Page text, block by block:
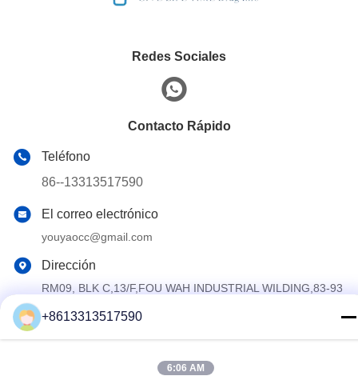
Redes Sociales
Contacto Rápido
Teléfono
86--13313517590
El correo electrónico
youyaocc@gmail.com
Dirección
RM09, BLK C,13/F,FOU WAH INDUSTRIAL WILDING,83-93
que ha sido objeto de una infracción de este tipo se
del Parlamento Europeo y del Consejo.
+8613313517590
6:06 AM